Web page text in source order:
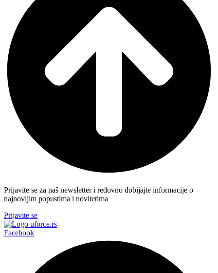
Prijavite se za naš newsletter i redovno dobijajte informacije o
najnovijim popustima i novitetima
Prijavite se
Facebook